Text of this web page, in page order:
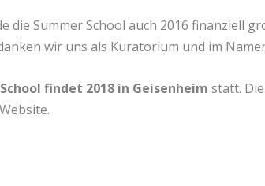
die Summer School auch 2016 finanziell
wir uns als Kuratorium und im
findet 2018 in Geisenheim statt.